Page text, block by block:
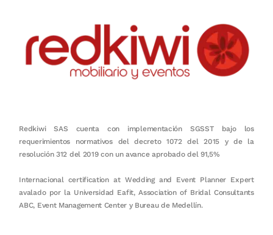
Redkiwi SAS cuenta con implementación SGSST bajo los
requerimientos normativos del decreto 1072 del 2015 y de la
resolución 312 del 2019 con un avance aprobado del 91,5%
Internacional certification at Wedding and Event Planner Expert
avalado por la Universidad Eafit, Association of Bridal Consultants
ABC, Event Management Center y Bureau de Medellín.